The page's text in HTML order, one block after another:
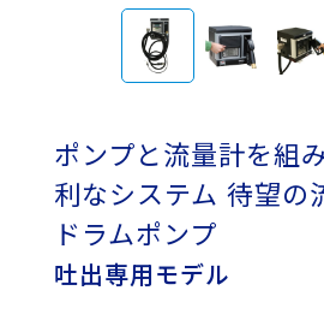
ポンプと流量計を組
利なシステム 待望の
ドラムポンプ
吐出専用モデル